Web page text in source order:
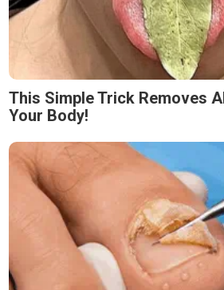
This Simple Trick Removes
Your Body!